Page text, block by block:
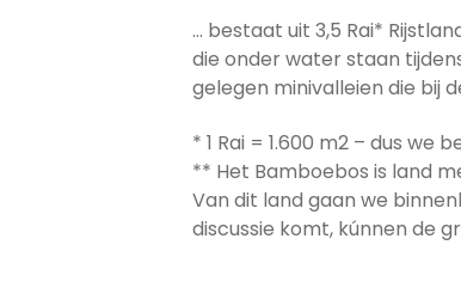
… bestaat uit 3,5 Rai*
die onder water staan
gelegen minivalleien die bij
* 1 Rai = 1.600 m2 – dus we
** Het Bamboebos is land
Van dit land gaan we
discussie komt, kúnnen de